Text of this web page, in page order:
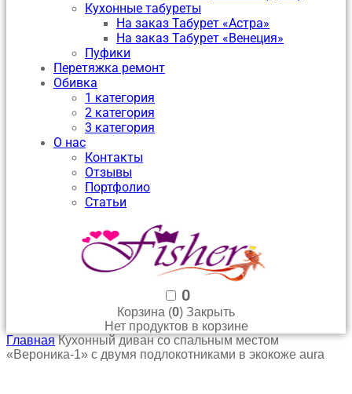
Кухонные табуреты
На заказ Табурет «Астра»
На заказ Табурет «Венеция»
Пуфики
Перетяжка ремонт
Обивка
1 категория
2 категория
3 категория
О нас
Контакты
Отзывы
Портфолио
Статьи
0
Корзина (0) Закрыть
Нет продуктов в корзине
Главная Кухонный диван со спальным местом
«Вероника-1» с двумя подлокотниками в экокоже aura